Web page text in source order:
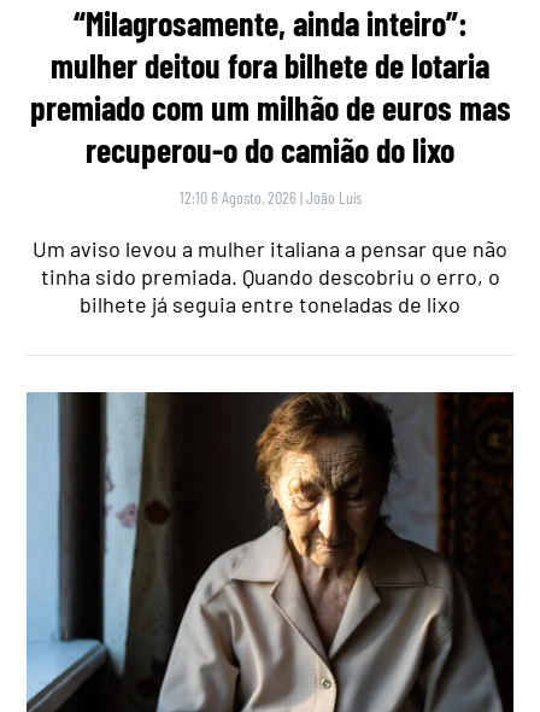
“Milagrosamente, ainda inteiro”:
mulher deitou fora bilhete de lotaria
premiado com um milhão de euros mas
recuperou-o do camião do lixo
12:10 6 Agosto, 2026 |João Luís
Um aviso levou a mulher italiana a pensar que não
tinha sido premiada. Quando descobriu o erro, o
bilhete já seguia entre toneladas de lixo